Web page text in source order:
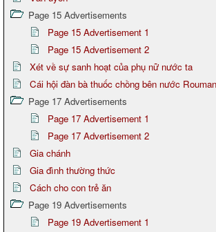
Page 15 Advertisements
Page 15 Advertisement 1
Page 15 Advertisement 2
Xét về sự sanh hoạt của phụ nữ nước ta
Cái hội đàn bà thuốc chồng bên nước
Page 17 Advertisements
Page 17 Advertisement 1
Page 17 Advertisement 2
Gia chánh
Gia đình thường thức
Cách cho con trẻ ăn
Page 19 Advertisements
Page 19 Advertisement 1